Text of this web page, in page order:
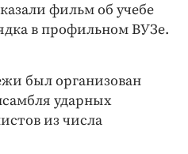
фильм об учебе
в профильном ВУЗе.
был организован
ударных
из числа